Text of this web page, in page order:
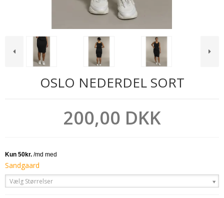
OSLO NEDERDEL SORT
200,00 DKK
Sandgaard
Vælg Størrelser